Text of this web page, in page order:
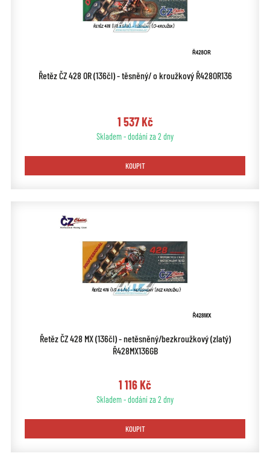
Řetěz ČZ 428 OR (136čl) - těsněný/ o kroužkový Ř428OR136
1 537 Kč
Skladem - dodání za 2 dny
KOUPIT
Řetěz ČZ 428 MX (136čl) - netěsněný/bezkroužkový (zlatý)
Ř428MX136GB
1 116 Kč
Skladem - dodání za 2 dny
KOUPIT